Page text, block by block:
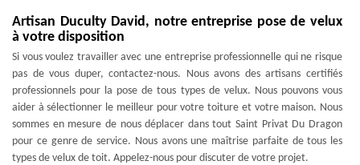
Artisan Duculty David, notre entreprise pose de velux
à votre disposition
Si vous voulez travailler avec une entreprise professionnelle qui ne risque
pas de vous duper, contactez-nous. Nous avons des artisans certifiés
professionnels pour la pose de tous types de velux. Nous pouvons vous
aider à sélectionner le meilleur pour votre toiture et votre maison. Nous
sommes en mesure de nous déplacer dans tout Saint Privat Du Dragon
pour ce genre de service. Nous avons une maîtrise parfaite de tous les
types de velux de toit. Appelez-nous pour discuter de votre projet.